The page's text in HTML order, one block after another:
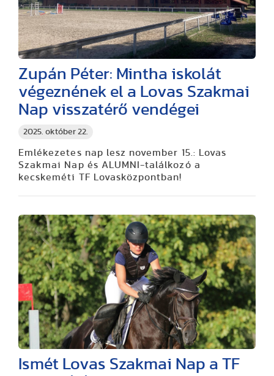
2025. október 22.
Zupán Péter: Mintha iskolát
végeznének el a Lovas Szakmai
Nap visszatérő vendégei
Emlékezetes nap lesz november 15.: Lovas
Szakmai Nap és ALUMNI-találkozó a
kecskeméti TF Lovasközpontban!
Ismét Lovas Szakmai Nap a TF